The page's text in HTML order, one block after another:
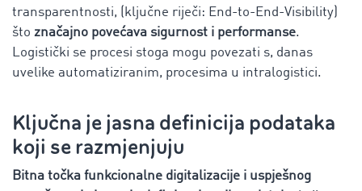
transparentnosti, (ključne riječi: End-to-End-Visibility)
što značajno povećava sigurnost i performanse.
Logistički se procesi stoga mogu povezati s, danas
uvelike automatiziranim, procesima u intralogistici.
Ključna je jasna definicija podataka
koji se razmjenjuju
Bitna točka funkcionalne digitalizacije i uspješnog